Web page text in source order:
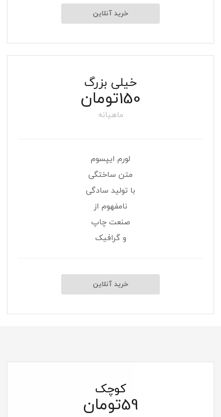
خرید آنلاین
خیلی بزرگ
150تومان
ماهیانه
لورم ایپسوم
متن ساختگی
با تولید سادگی
نامفهوم از
صنعت چاپ
و گرافیک
خرید آنلاین
کوچک
59تومان